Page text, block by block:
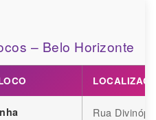
– Belo Horizonte
Rua